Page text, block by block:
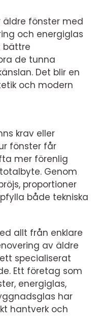
äldre fönster med
och energiglas
bättre
de tunna
Det blir en
och modern
krav eller
fönster får
mer förenlig
Genom
proportioner
både tekniska
allt från enklare
av äldre
specialiserat
Ett företag som
energiglas,
har
hantverk och